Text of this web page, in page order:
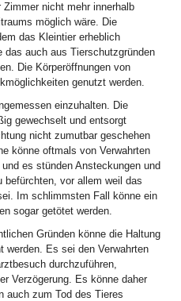
nicht mehr innerhalb
möglich wäre. Die
das Kleintier erheblich
das auch aus Tierschutzgründen
Die Körperöffnungen von
genutzt werden.
einzuhalten. Die
gewechselt und entsorgt
nicht zumutbar geschehen
könne oftmals von Verwahrten
es stünden Ansteckungen und
befürchten, vor allem weil das
Im schlimmsten Fall könne ein
sogar getötet werden.
Gründen könne die Haltung
werden. Es sei den Verwahrten
durchzuführen,
Verzögerung. Es könne daher
auch zum Tod des Tieres